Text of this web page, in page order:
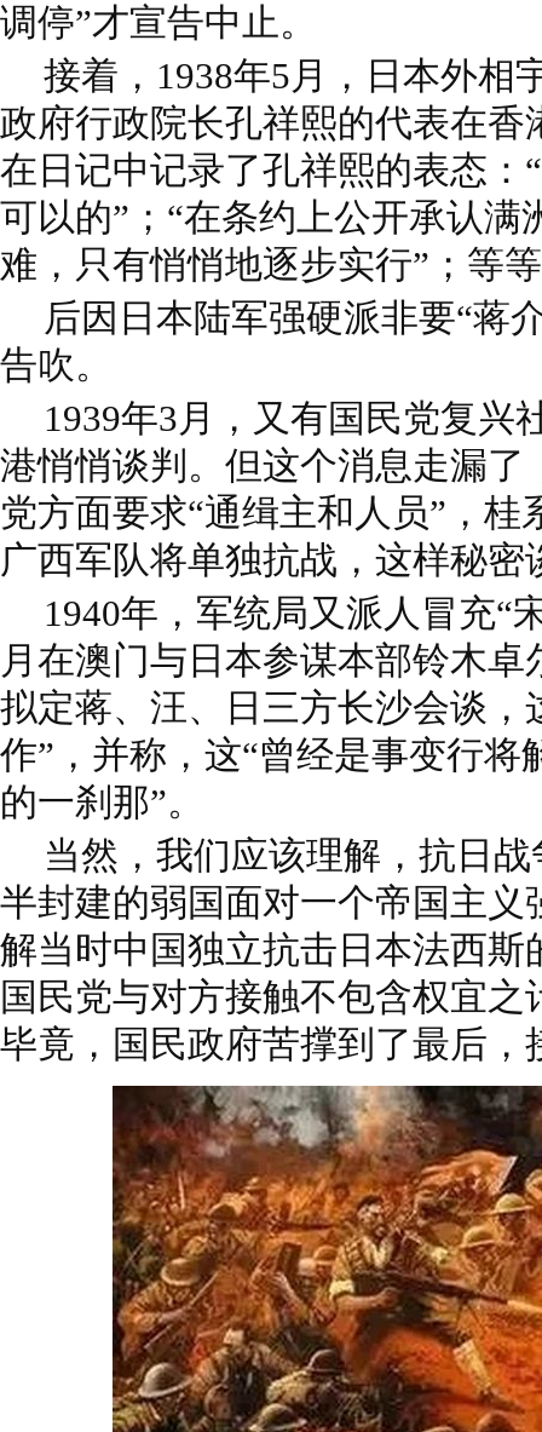
调停”才宣告中止。
接着，1938年5月，日本外相
政府行政院长孔祥熙的代表在香
在日记中记录了孔祥熙的表态：
可以的”；“在条约上公开承认满
难，只有悄悄地逐步实行”；等
后因日本陆军强硬派非要“蒋
告吹。
1939年3月，又有国民党复兴
港悄悄谈判。但这个消息走漏了
党方面要求“通缉主和人员”，
广西军队将单独抗战，这样秘密
1940年，军统局又派人冒充“
月在澳门与日本参谋本部铃木
拟定蒋、汪、日三方长沙会谈，
作”，并称，这“曾经是事变行将
的一刹那”。
当然，我们应该理解，抗日
半封建的弱国面对一个帝国主义
解当时中国独立抗击日本法西斯
国民党与对方接触不包含权宜
毕竟，国民政府苦撑到了最后，